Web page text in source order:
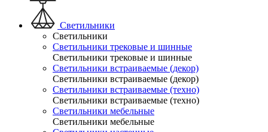
Светильники
Светильники
Светильники трековые и шинные
Светильники трековые и шинные
Светильники встраиваемые (декор)
Светильники встраиваемые (декор)
Светильники встраиваемые (техно)
Светильники встраиваемые (техно)
Светильники мебельные
Светильники мебельные